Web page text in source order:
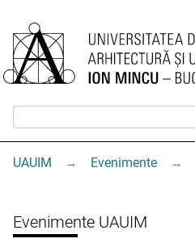
UAUIM → Evenimente →
Evenimente UAUIM